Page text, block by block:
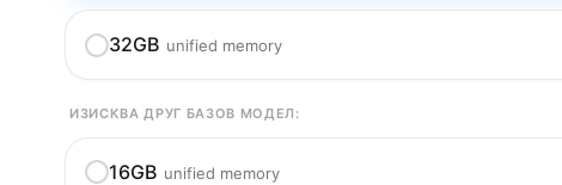
32GB unified memory
ИЗИСКВА ДРУГ БАЗОВ МОДЕЛ:
16GB unified memory